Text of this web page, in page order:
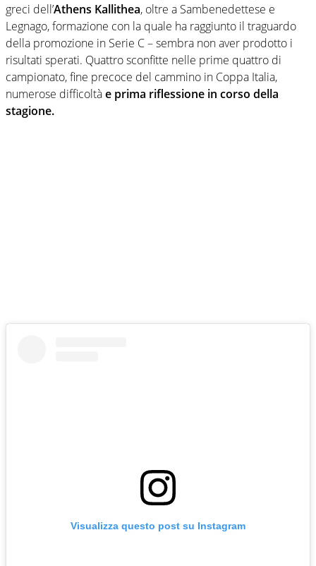
greci dell’Athens Kallithea, oltre a Sambenedettese e
Legnago, formazione con la quale ha raggiunto il traguardo
della promozione in Serie C – sembra non aver prodotto i
risultati sperati. Quattro sconfitte nelle prime quattro di
campionato, fine precoce del cammino in Coppa Italia,
numerose difficoltàe prima riflessione in corso della
stagione.
Visualizza questo post su Instagram